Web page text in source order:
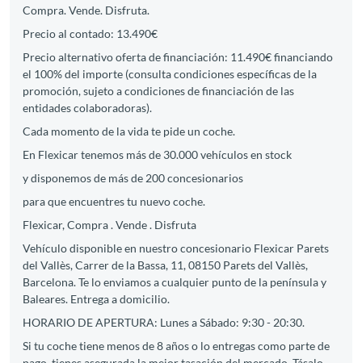
Compra. Vende. Disfruta.
Precio al contado: 13.490€
Precio alternativo oferta de financiación: 11.490€ financiando
el 100% del importe (consulta condiciones específicas de la
promoción, sujeto a condiciones de financiación de las
entidades colaboradoras).
Cada momento de la vida te pide un coche.
En Flexicar tenemos más de 30.000 vehículos en stock
y disponemos de más de 200 concesionarios
para que encuentres tu nuevo coche.
Flexicar, Compra . Vende . Disfruta
Vehículo disponible en nuestro concesionario Flexicar Parets
del Vallès, Carrer de la Bassa, 11, 08150 Parets del Vallès,
Barcelona. Te lo enviamos a cualquier punto de la península y
Baleares. Entrega a domicilio.
HORARIO DE APERTURA: Lunes a Sábado: 9:30 - 20:30.
Si tu coche tiene menos de 8 años o lo entregas como parte de